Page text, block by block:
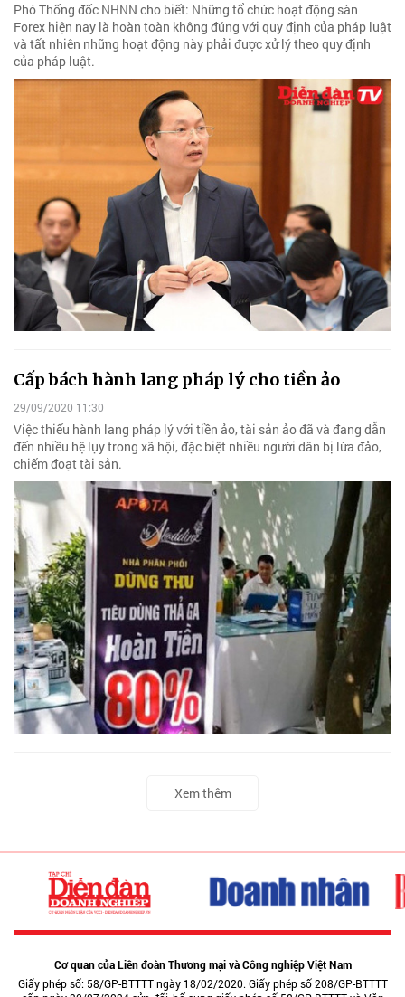
Phó Thống đốc NHNN cho biết: Những tổ chức hoạt động sàn
Forex hiện nay là hoàn toàn không đúng với quy định của pháp luật
và tất nhiên những hoạt động này phải được xử lý theo quy định
của pháp luật.
Cấp bách hành lang pháp lý cho tiền ảo
29/09/2020 11:30
Việc thiếu hành lang pháp lý với tiền ảo, tài sản ảo đã và đang dẫn
đến nhiều hệ lụy trong xã hội, đặc biệt nhiều người dân bị lừa đảo,
chiếm đoạt tài sản.
Xem thêm
Cơ quan của Liên đoàn Thương mại và Công nghiệp Việt Nam
Giấy phép số: 58/GP-BTTTT ngày 18/02/2020. Giấy phép số 208/GP-BTTTT